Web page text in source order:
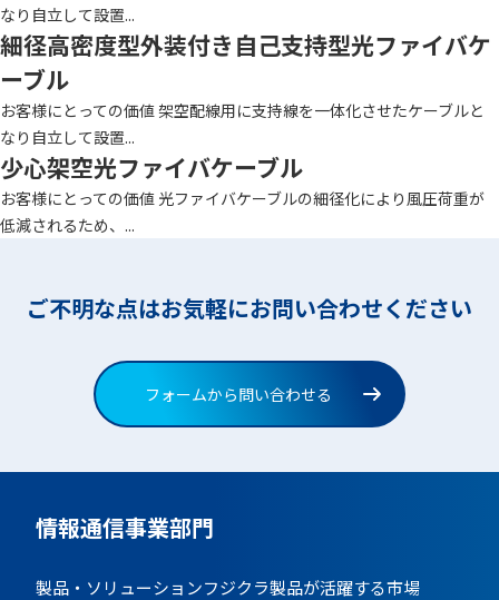
なり自立して設置...
細径高密度型外装付き自己支持型光ファイバケ
ーブル
お客様にとっての価値 架空配線用に支持線を一体化させたケーブルと
なり自立して設置...
少心架空光ファイバケーブル
お客様にとっての価値 光ファイバケーブルの細径化により風圧荷重が
低減されるため、...
ご不明な点はお気軽にお問い合わせください
フォームから問い合わせる
情報通信事業部門
製品・ソリューションフジクラ製品が活躍する市場